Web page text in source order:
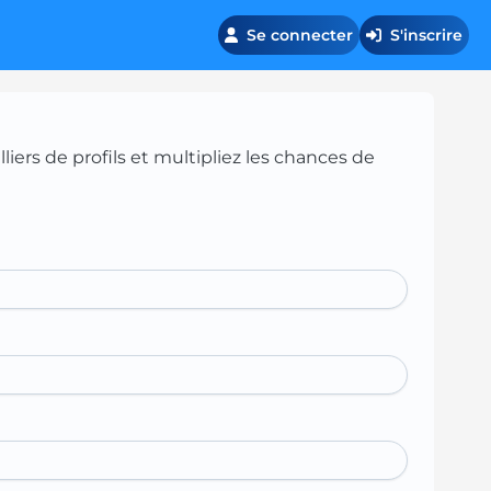
Se connecter S'inscrire
de profils et multipliez les chances de